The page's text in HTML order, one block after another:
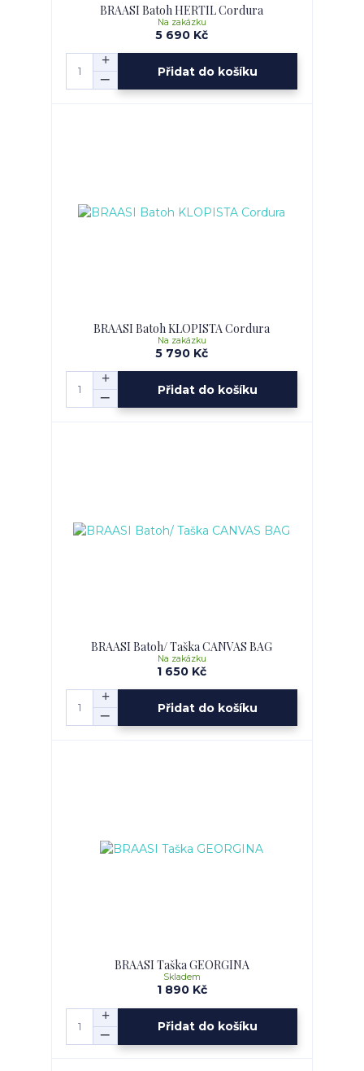
BRAASI Batoh HERTIL Cordura
5 690 Kč
Na zakázku
Přidat do košíku
BRAASI Batoh KLOPISTA Cordura
5 790 Kč
Na zakázku
Přidat do košíku
BRAASI Batoh/ Taška CANVAS BAG
1 650 Kč
Na zakázku
Přidat do košíku
BRAASI Taška GEORGINA
1 890 Kč
Skladem
Přidat do košíku